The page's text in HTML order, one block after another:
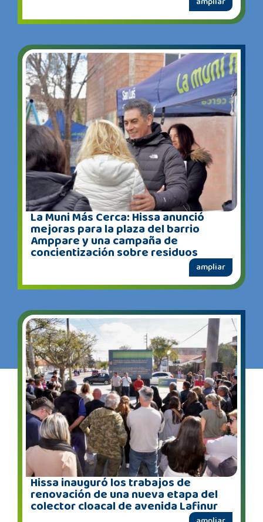
La Muni Más Cerca: Hissa anunció
mejoras para la plaza del barrio
Amppare y una campaña de
concientización sobre residuos
ampliar
Hissa inauguró los trabajos de
renovación de una nueva etapa del
colector cloacal de avenida Lafinur